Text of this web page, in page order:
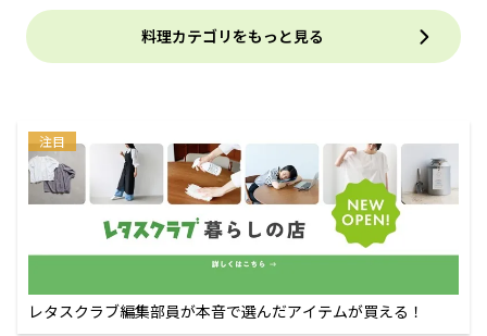
料理カテゴリをもっと見る
注目
レタスクラブ編集部員が本音で選んだアイテムが買える！